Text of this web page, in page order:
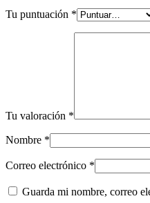
Tu puntuación *
Tu valoración *
Nombre *
Correo electrónico *
Guarda mi nombre, correo